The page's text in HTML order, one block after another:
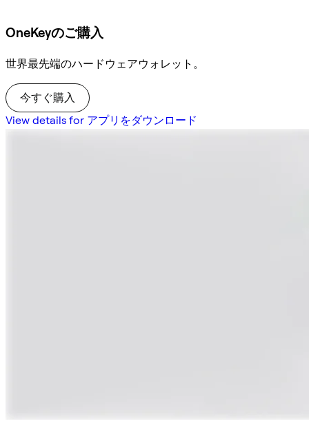
OneKeyのご購入
世界最先端のハードウェアウォレット。
今すぐ購入
View details for アプリをダウンロード